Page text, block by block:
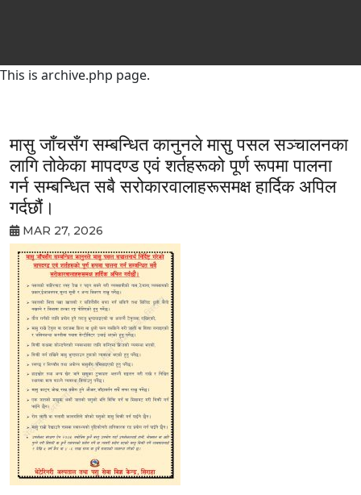
This is archive.php page.
मासु जाँचसँग सम्बन्धित कानुनले मासु पसल सञ्चालनका
लागि तोकेका मापदण्ड एवं शर्तहरूको पूर्ण रूपमा पालना
गर्न सम्बन्धित सबै सरोकारवालाहरूसमक्ष हार्दिक अपिल
गर्दछौं।
MAR 27, 2026